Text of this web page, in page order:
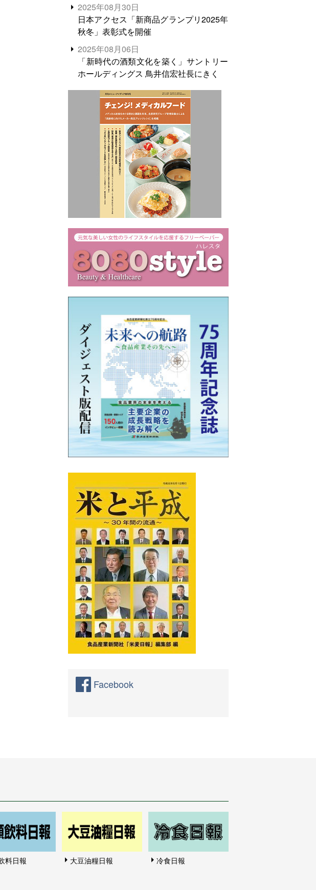
2025年08月30日
日本アクセス「新商品グランプリ2025年
秋冬」表彰式を開催
2025年08月06日
「新時代の酒類文化を築く」サントリー
ホールディングス 鳥井信宏社長にきく
Facebook
料日報 大豆油糧日報 冷食日報